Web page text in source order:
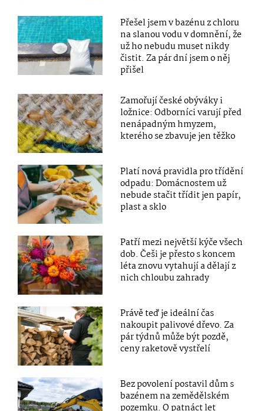
Přešel jsem v bazénu z chloru
na slanou vodu v domnění, že
už ho nebudu muset nikdy
čistit. Za pár dní jsem o něj
přišel
Zamořují české obýváky i
ložnice: Odborníci varují před
nenápadným hmyzem,
kterého se zbavuje jen těžko
Platí nová pravidla pro třídění
odpadu: Domácnostem už
nebude stačit třídit jen papír,
plast a sklo
Patří mezi největší kýče všech
dob. Češi je přesto s koncem
léta znovu vytahují a dělají z
nich chloubu zahrady
Právě teď je ideální čas
nakoupit palivové dřevo. Za
pár týdnů může být pozdě,
ceny raketově vystřelí
Bez povolení postavil dům s
bazénem na zemědělském
pozemku. O patnáct let